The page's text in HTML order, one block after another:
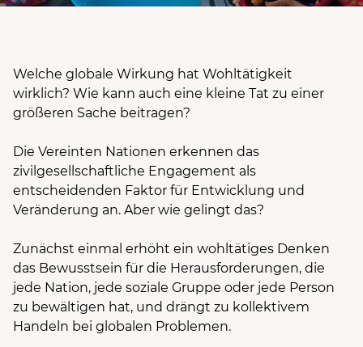
Welche globale Wirkung hat Wohltätigkeit
wirklich? Wie kann auch eine kleine Tat zu einer
größeren Sache beitragen?
Die Vereinten Nationen erkennen das
zivilgesellschaftliche Engagement als
entscheidenden Faktor für Entwicklung und
Veränderung an. Aber wie gelingt das?
Zunächst einmal erhöht ein wohltätiges Denken
das Bewusstsein für die Herausforderungen, die
jede Nation, jede soziale Gruppe oder jede Person
zu bewältigen hat, und drängt zu kollektivem
Handeln bei globalen Problemen.